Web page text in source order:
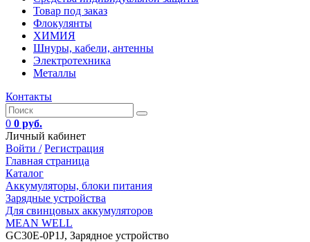
Товар под заказ
Флокулянты
ХИМИЯ
Шнуры, кабели, антенны
Электротехника
Металлы
Контакты
0 0 руб.
Личный кабинет
Войти / Регистрация
Главная страница
Каталог
Аккумуляторы, блоки питания
Зарядные устройства
Для свинцовых аккумуляторов
MEAN WELL
GC30E-0P1J, Зарядное устройство